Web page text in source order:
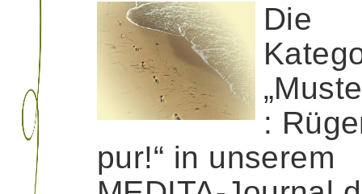
Die
:
pur!“ in unserem